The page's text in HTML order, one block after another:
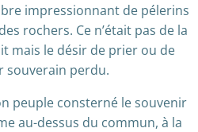
impressionnant de pélerins
rochers. Ce n’était pas de la
mais le désir de prier ou de
souverain perdu.
peuple consterné le souvenir
au-dessus du commun, à la